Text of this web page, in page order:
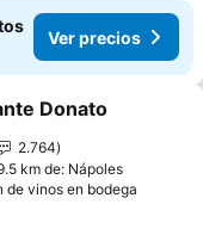
Ver precios
favoritos
Donato
2.764
km de: Nápoles
de vinos en bodega